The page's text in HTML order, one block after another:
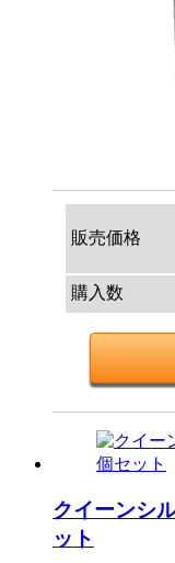
販売価格
購入数
クイーンシ
ット